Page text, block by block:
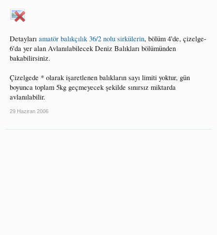
Detayları amatör balıkçılık 36/2 nolu sirkülerin, bölüm 4'de, çizelge-
6'da yer alan Avlanılabilecek Deniz Balıkları bölümünden
bakabilirsiniz.
Çizelgede * olarak işaretlenen balıkların sayı limiti yoktur, gün
boyunca toplam 5kg geçmeyecek şekilde sınırsız miktarda
avlanılabilir.
29 Haziran 2006